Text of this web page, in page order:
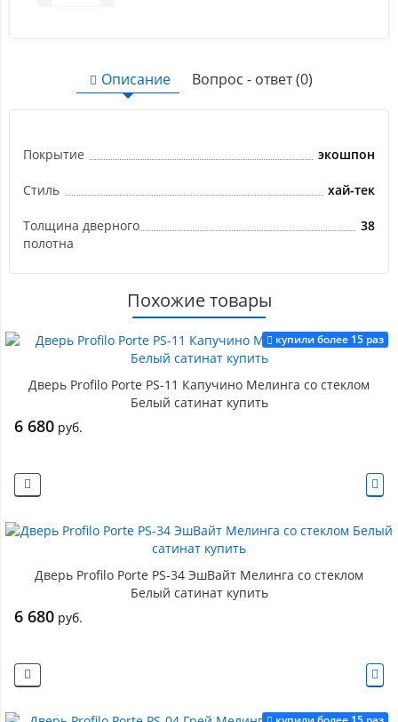
Описание Вопрос - ответ (0)
Покрытие экошпон
Стиль хай-тек
Толщина дверного
полотна
38
Похожие товары
купили более 15 раз
Дверь Profilo Porte PS-11 Капучино Мелинга со стеклом
Белый сатинат купить
6 680 руб.
Дверь Profilo Porte PS-34 ЭшВайт Мелинга со стеклом
Белый сатинат купить
6 680 руб.